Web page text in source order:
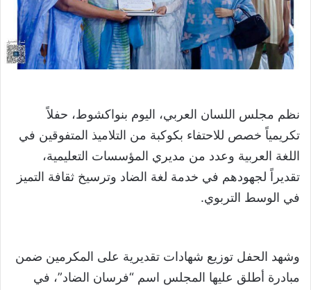
نظم مجلس اللسان العربي، اليوم بنواكشوط، حفلاً
تكريمياً خصص للاحتفاء بكوكبة من التلاميذ المتفوقين في
اللغة العربية وعدد من مديري المؤسسات التعليمية،
تقديراً لجهودهم في خدمة لغة الضاد وترسيخ ثقافة التميز
في الوسط التربوي.
وشهد الحفل توزيع شهادات تقديرية على المكرمين ضمن
مبادرة أطلق عليها المجلس اسم “فرسان الضاد”، في